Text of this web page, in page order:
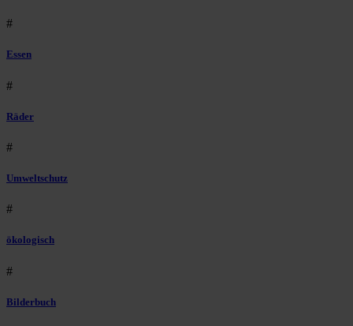
#
Essen
#
Räder
#
Umweltschutz
#
ökologisch
#
Bilderbuch